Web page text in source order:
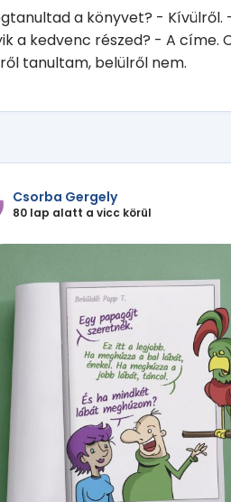
a könyvet? - Kívülről.
a kedvenc részed? - A címe.
tanultam, belülről nem.
Csorba Gergely
80 lap alatt a vicc körül